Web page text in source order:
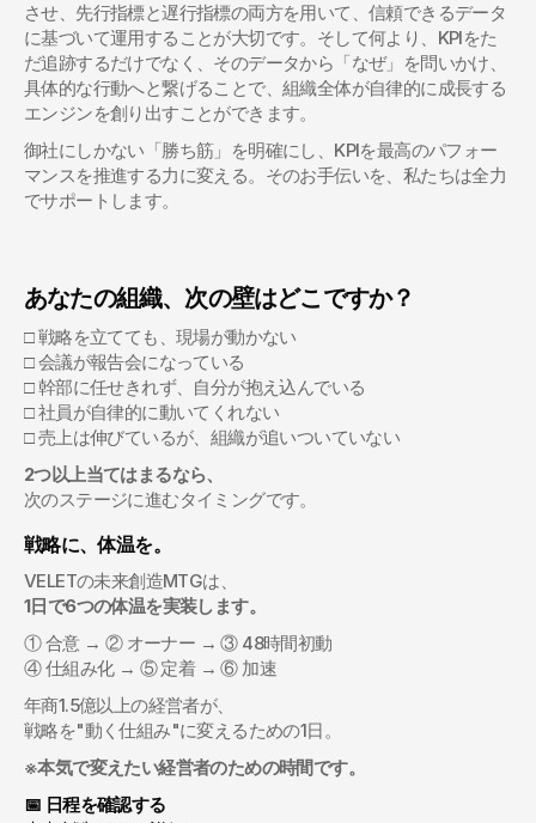
させ、先行指標と遅行指標の両方を用いて、信頼できるデータ
に基づいて運用することが大切です。そして何より、KPIをた
だ追跡するだけでなく、そのデータから「なぜ」を問いかけ、
具体的な行動へと繋げることで、組織全体が自律的に成長する
エンジンを創り出すことができます。
御社にしかない「勝ち筋」を明確にし、KPIを最高のパフォー
マンスを推進する力に変える。そのお手伝いを、私たちは全力
でサポートします。
あなたの組織、次の壁はどこですか？
□ 戦略を立てても、現場が動かない
□ 会議が報告会になっている
□ 幹部に任せきれず、自分が抱え込んでいる
□ 社員が自律的に動いてくれない
□ 売上は伸びているが、組織が追いついていない
2つ以上当てはまるなら、
次のステージに進むタイミングです。
戦略に、体温を。
VELETの未来創造MTGは、
1日で6つの体温を実装します。
① 合意 → ② オーナー → ③ 48時間初動
④ 仕組み化 → ⑤ 定着 → ⑥ 加速
年商1.5億以上の経営者が、
戦略を"動く仕組み"に変えるための1日。
※本気で変えたい経営者のための時間です。
📅 日程を確認する